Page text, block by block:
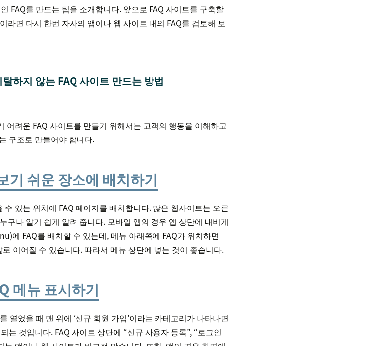
FAQ를 만드는 팁을 소개합니다. 앞으로 FAQ 사이트를 구축할
라면 다시 한번 자사의 앱이나 웹 사이트 내의 FAQ를 검토해 보
하지 않는 FAQ 사이트 만드는 방법
어려운 FAQ 사이트를 만들기 위해서는 고객의 행동을 이해하고
구조로 만들어야 합니다.
기 쉬운 장소에 배치하기
있는 위치에 FAQ 페이지를 배치합니다. 많은 웹사이트는 오른
구나 알기 쉽게 알려 줍니다. 모바일 앱의 경우 앱 상단에 내비게
에 FAQ를 배치할 수 있는데, 메뉴 아래쪽에 FAQ가 위치하면
이어질 수 있습니다. 따라서 메뉴 상단에 넣는 것이 좋습니다.
메뉴 표시하기
열었을 때 맨 위에 ‘신규 회원 가입’이라는 카테고리가 나타나면
는 것입니다. FAQ 사이트 상단에 “신규 사용자 등록”, “로그인